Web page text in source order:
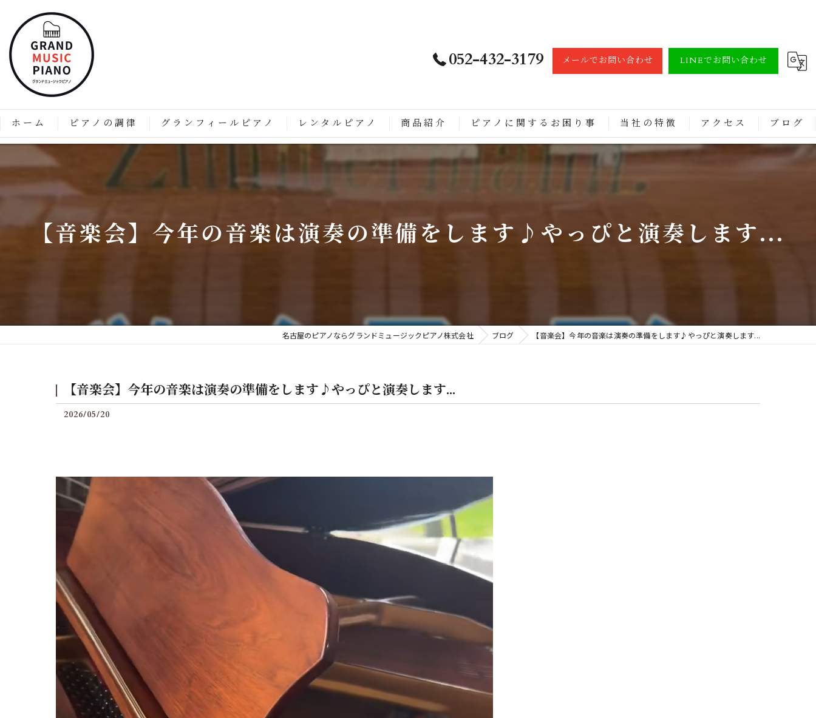
052-432-3179 メールでお問い合わせ LINEでお問い合わせ
ホーム ピアノの調律
ピアノの調律はなぜ必要なのか？
価格表
グランフィールピアノ
グランフィールピアノの特徴
グランフィールピアノのここがすごい
レンタルピアノ 商品紹介 ピアノに関するお困り事 当社の特徴
買取
アクセス ブログ
【音楽会】今年の音楽は演奏の準備をします♪やっぴと演奏します...
名古屋のピアノならグランドミュージックピアノ株式会社 ブログ 【音楽会】今年の音楽は演奏の準備をします♪やっぴと演奏します...
【音楽会】今年の音楽は演奏の準備をします♪やっぴと演奏します...
2026/05/20